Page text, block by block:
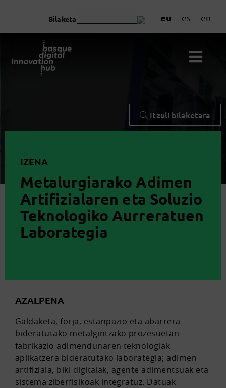
eu es en
Bilaketa
Itzuli bilaketara
IZENA
Metalurgiarako Adimen
Artifizialaren eta Soluzio
Teknologiko Aurreratuen
Laborategia
AZALPENA
Galdaketa, forja, estanpazio eta abarrera
bideratutako metalgintzako prozesuetan
fabrikazio adimendunaren teknologiak
aplikatzera bideratutako laborategia; adimen
artifiziala, biki digitalak, agente adimentsuak eta
sistema ziberfisikoak integratuz. Datuak